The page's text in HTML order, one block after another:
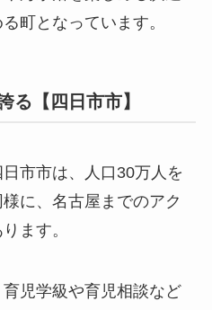
町となっています。
る【四日市市】
市市は、人口30万人を
に、名古屋までのアク
ます。
児学級や育児相談など